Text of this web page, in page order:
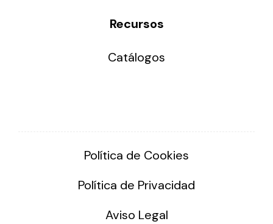
Recursos
Catálogos
Política de Cookies
Política de Privacidad
Aviso Legal